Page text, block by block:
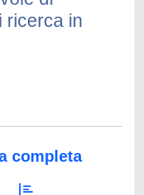
ricerca in
completa